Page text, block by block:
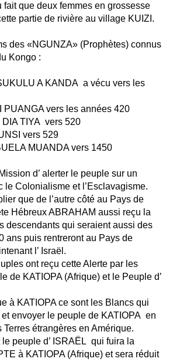
que deux femmes en grossesse
partie de rivière au village KUIZI.
des «NGUNZA» (Prophètes) connus
Kongo :
A KANDA a vécu vers les
PUANGA vers les années 420
TIYA vers 520
vers 529
MUANDA vers 1450
d’ alerter le peuple sur un
le Colonialisme et l’Esclavagisme.
que de l’autre côté au Pays de
Hébreux ABRAHAM aussi reçu la
descendants qui seraient aussi des
ans puis rentreront au Pays de
l’ Israël.
ont reçu cette Alerte par les
de KATIOPA (Afrique) et le Peuple d’
à KATIOPA ce sont les Blancs qui
envoyer le peuple de KATIOPA en
Terres étrangères en Amérique.
peuple d’ ISRAËL qui fuira la
à KATIOPA (Afrique) et sera réduit